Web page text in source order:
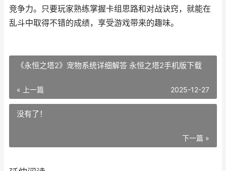
竞争力。只要玩家熟练掌握卡组思路和对战诀窍，就能在
乱斗中取得不错的成绩，享受游戏带来的趣味。
《永恒之塔2》宠物系统详细解答 永恒之塔2手机版下载
« 上一篇 2025-12-27
没有了！
下一篇 »